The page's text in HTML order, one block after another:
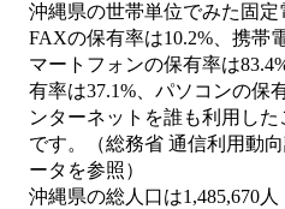
沖縄県の世帯単位でみた固定
FAXの保有率は10.2%、携帯
マートフォンの保有率は
有率は37.1%、パソコンの保
ンターネットを誰も利用し
です。（総務省 通信利用動
ータを参照）
沖縄県の総人口は1,485,670人